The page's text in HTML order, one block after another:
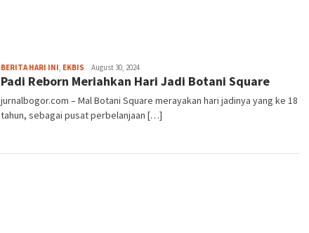
BERITA HARI INI, EKBIS Fredy
Kristianto
August 30, 2024
Padi Reborn Meriahkan Hari Jadi Botani Square
jurnalbogor.com – Mal Botani Square merayakan hari jadinya yang ke 18
tahun, sebagai pusat perbelanjaan […]